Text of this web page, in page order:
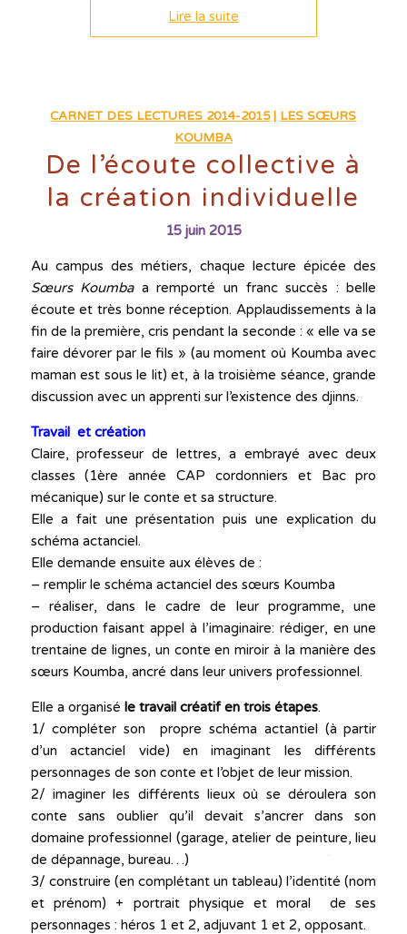
Lire la suite
CARNET DES LECTURES 2014-2015| LES SŒURS
KOUMBA
De l’écoute collective à
la création individuelle
15 juin 2015
Au campus des métiers, chaque lecture épicée des
Sœurs Koumbaa remporté un franc succès : belle
écoute et très bonne réception. Applaudissements à la
fin de la première, cris pendant la seconde : « elle va se
faire dévorer par le fils » (au moment où Koumba avec
maman est sous le lit) et, à la troisième séance, grande
discussion avec un apprenti sur l’existence des djinns.
Travail et création
Claire, professeur de lettres, a embrayé avec deux
classes (1ère année CAP cordonniers et Bac pro
mécanique) sur le conte et sa structure.
Elle a fait une présentation puis une explication du
schéma actanciel.
Elle demande ensuite aux élèves de :
– remplir le schéma actanciel des sœurs Koumba
– réaliser, dans le cadre de leur programme, une
production faisant appel à l’imaginaire: rédiger, en une
trentaine de lignes, un conte en miroir à la manière des
sœurs Koumba, ancré dans leur univers professionnel.
Elle a organisé le travail créatif en trois étapes.
1/ compléter son propre schéma actantiel (à partir
d’un actanciel vide) en imaginant les différents
personnages de son conte et l’objet de leur mission.
2/ imaginer les différents lieux où se déroulera son
conte sans oublier qu’il devait s’ancrer dans son
domaine professionnel (garage, atelier de peinture, lieu
de dépannage, bureau…)
3/ construire (en complétant un tableau) l’identité (nom
et prénom) + portrait physique et moral de ses
personnages : héros 1 et 2, adjuvant 1 et 2, opposant.